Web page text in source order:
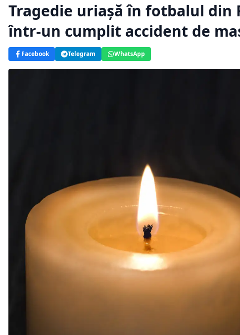
Tragedie uriașă în fotbalul din
într-un cumplit accident de
Facebook Telegram WhatsApp